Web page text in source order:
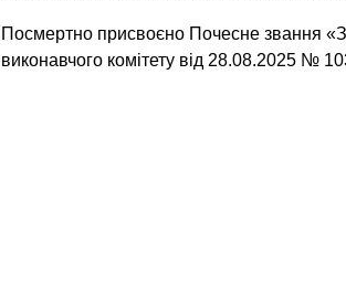
Посмертно присвоєно Почесне звання
виконавчого комітету від 28.08.2025 №